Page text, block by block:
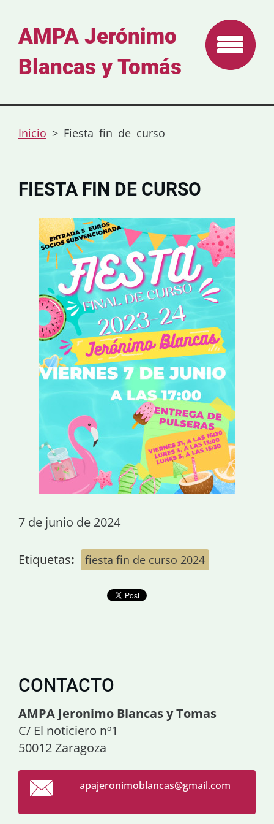
AMPA Jerónimo
Blancas y Tomás
Inicio > Fiesta fin de curso
FIESTA FIN DE CURSO
7 de junio de 2024
Etiquetas: fiesta fin de curso 2024
CONTACTO
AMPA Jeronimo Blancas y Tomas
C/ El noticiero nº1
50012 Zaragoza
apajeronimoblancas@gmail.com